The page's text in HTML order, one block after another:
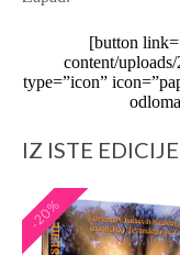
[button
content/
type=”icon”
IZ ISTE EDICIJE
-20%